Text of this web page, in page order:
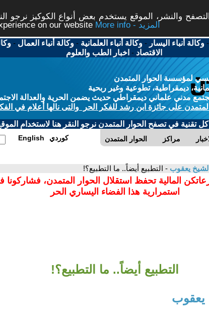
والنشر، الموقع يستخدم بعض أنواع الكوكيز نرجو
on our website
More info - المزيد
-وكالة أنباء اليسار -وكالة أنباء العلمانية -وكالة أنباء العمال -
الاقتصاد - اخبار الطب والعلوم
لمؤسسة الحوار المتمدن
ديمقراطية، تطوعية وغير ربحية
مدني علماني ديمقراطي حديث يضمن الحرية والعدالة
على جائزة ابن رشد للفكر الحر والتى نالها أعلام في
تقنية في تصفح الحوار المتمدن نرجو النقر هنا لاستخدام
الحوار المتمدن مراكز English كوردي
يعقوب - التطبيع أيضاً.. ما التطبيع؟!
المالية تحفظ استقلال الحوار المتمدن،
استمرارية هذا الفضاء اليساري الحر
التطبيع أيضاً.. ما التطبيع؟!
يعقوب